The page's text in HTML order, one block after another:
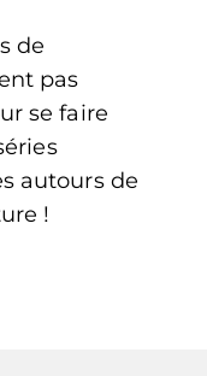
de
pas
se faire
autours de
!